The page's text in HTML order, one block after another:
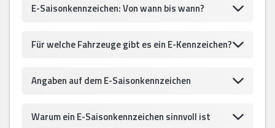
E-Saisonkennzeichen: Von wann bis wann?
Für welche Fahrzeuge gibt es ein E-Kennzeichen?
Angaben auf dem E-Saisonkennzeichen
Warum ein E-Saisonkennzeichen sinnvoll ist